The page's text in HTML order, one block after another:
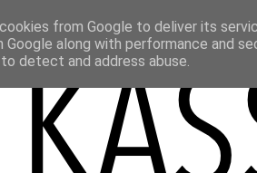
from Google to deliver its
Google along with performance and
detect and address abuse.